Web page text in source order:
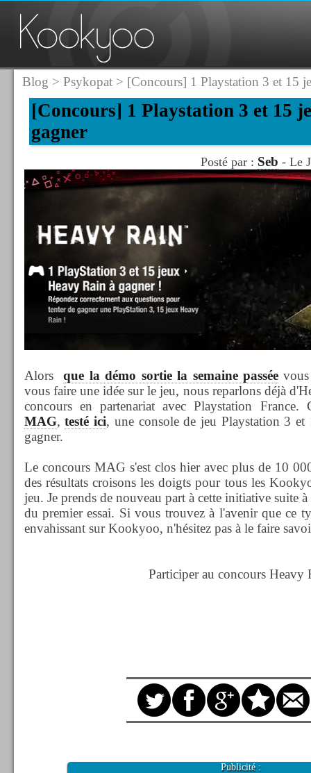
Blog > Psykopat> [Concours] 1 Playstation 3 et 15
[Concours] 1 Playstation 3 et 15
gagner
Posté par : Seb - Le
Alorsque la démo sortie la semaine passée
vous faire une idée sur le jeu, nous reparlons déjà
concours en partenariat avec Playstation
MAG,testé ici, une console de jeu Playstation 3
gagner.
Le concours MAG s'est clos hier avec plus de 10
des résultats croisons les doigts pour tous les
jeu. Je prends de nouveau part à cette initiative suite
du premier essai. Si vous trouvez à l'avenir que ce
envahissant sur Kookyoo, n'hésitez pas à le faire
Participer au concours Heavy
Publicité :